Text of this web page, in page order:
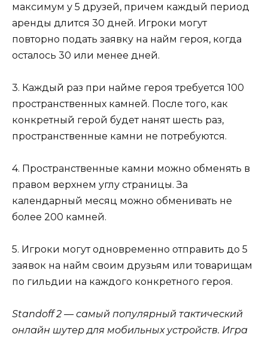
максимум у 5 друзей, причем каждый период
аренды длится 30 дней. Игроки могут
повторно подать заявку на найм героя, когда
осталось 30 или менее дней.
3. Каждый раз при найме героя требуется 100
пространственных камней. После того, как
конкретный герой будет нанят шесть раз,
пространственные камни не потребуются.
4. Пространственные камни можно обменять в
правом верхнем углу страницы. За
календарный месяц можно обменивать не
более 200 камней.
5. Игроки могут одновременно отправить до 5
заявок на найм своим друзьям или товарищам
по гильдии на каждого конкретного героя.
Standoff 2 — самый популярный тактический
онлайн шутер для мобильных устройств. Игра